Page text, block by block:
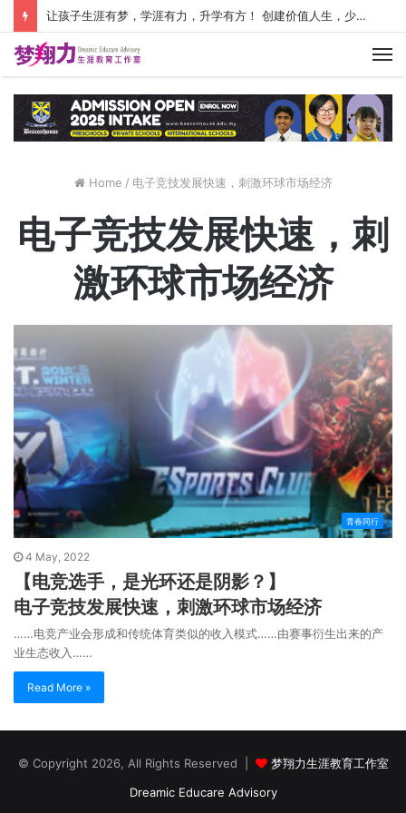
让孩子生涯有梦，学涯有力，升学有方！ 创建价值人生，少走人生弯路！
Home / 电子竞技发展快速，刺激环球市场经济
电子竞技发展快速，刺
激环球市场经济
青春同行
4 May, 2022
【电竞选手，是光环还是阴影？】
电子竞技发展快速，刺激环球市场经济
……电竞产业会形成和传统体育类似的收入模式……由赛事衍生出来的产
业生态收入……
Read More »
© Copyright 2026, All Rights Reserved |
梦翔力生涯教育工作室
Dreamic Educare Advisory